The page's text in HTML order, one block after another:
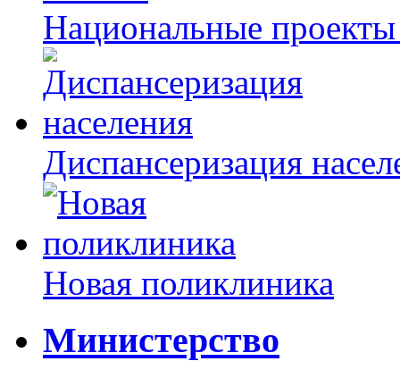
Национальные
Диспансеризация
Новая поликлиника
Министерство